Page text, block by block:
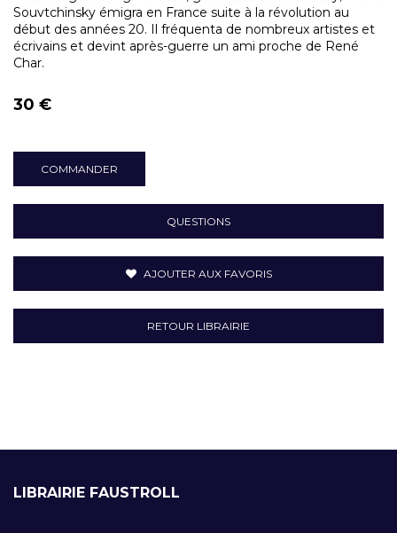
Souvtchinsky émigra en France suite à la révolution au
début des années 20. Il fréquenta de nombreux artistes et
écrivains et devint après-guerre un ami proche de René
Char.
30 €
COMMANDER
QUESTIONS
AJOUTER AUX FAVORIS
RETOUR LIBRAIRIE
LIBRAIRIE FAUSTROLL